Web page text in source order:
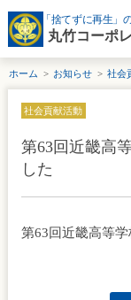
「捨てずに再生」
丸竹コーポ
ホーム お知らせ 社会
社会貢献活動
第63回近畿高
した
第63回近畿高等